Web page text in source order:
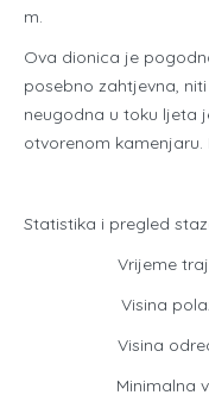
m.
Ova dionica je
posebno zahtjevna,
neugodna u toku ljeta
otvorenom
Statistika i pregled
Vrijeme
Visina
Visina
Minimalna